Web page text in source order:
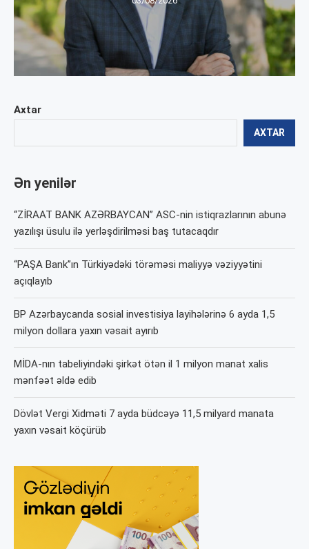
Axtar
AXTAR
Ən yenilər
“ZİRAAT BANK AZƏRBAYCAN” ASC-nin istiqrazlarının abunə
yazılışı üsulu ilə yerləşdirilməsi baş tutacaqdır
“PAŞA Bank”ın Türkiyədəki törəməsi maliyyə vəziyyətini
açıqlayıb
BP Azərbaycanda sosial investisiya layihələrinə 6 ayda 1,5
milyon dollara yaxın vəsait ayırıb
MİDA-nın tabeliyindəki şirkət ötən il 1 milyon manat xalis
mənfəət əldə edib
Dövlət Vergi Xidməti 7 ayda büdcəyə 11,5 milyard manata
yaxın vəsait köçürüb